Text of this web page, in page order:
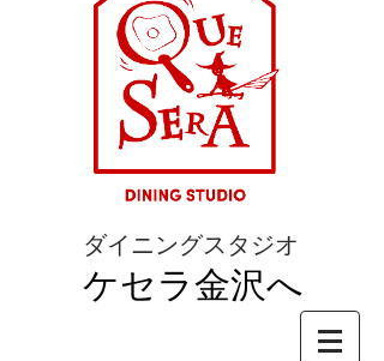
ダイニングスタジオ
ケセラ金沢へ